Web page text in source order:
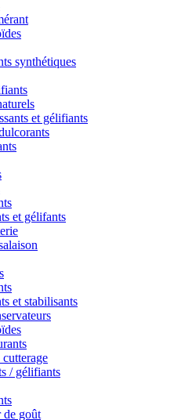
synthétiques
et gélifiants
et gélifants
et stabilisants
/ gélifiants
de goût